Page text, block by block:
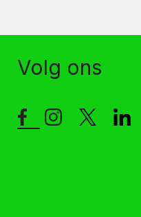
Volg ons